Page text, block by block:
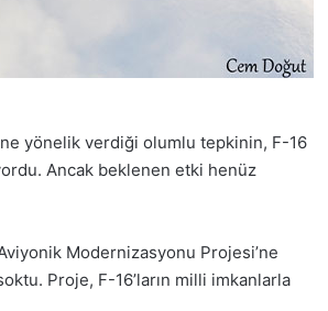
yönelik verdiği olumlu tepkinin, F-16
Ancak beklenen etki henüz
Modernizasyonu Projesi’ne
Proje, F-16’ların milli imkanlarla